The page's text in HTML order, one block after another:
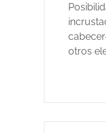
otros